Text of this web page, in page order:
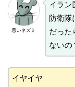
悪いネズミ
イラン
防衛隊
だった
ないの
イヤイヤ